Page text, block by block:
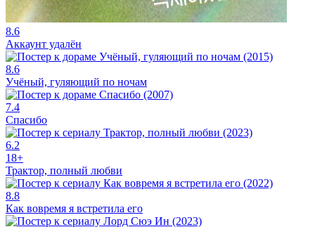
8.6
Аккаунт удалён
8.6
Учёный, гуляющий по ночам
7.4
Спасибо
6.2
18+
Трактор, полный любви
8.8
Как вовремя я встретила его